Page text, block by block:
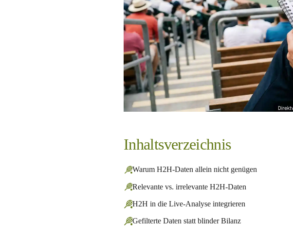
Inhaltsverzeichnis
Warum H2H-Daten allein nicht genügen
Relevante vs. irrelevante H2H-Daten
H2H in die Live-Analyse integrieren
Gefilterte Daten statt blinder Bilanz